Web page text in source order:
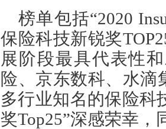
榜单包括“2020
保险科技新锐奖
展阶段最具代表性
险、京东数科、水
多行业知名的保险科
奖Top25”深感荣幸